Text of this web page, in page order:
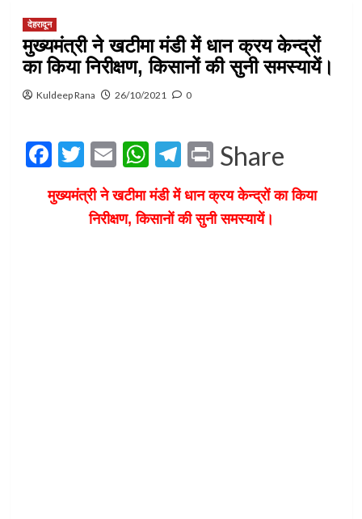
देहरादून
मुख्यमंत्री ने खटीमा मंडी में धान क्रय केन्द्रों
का किया निरीक्षण, किसानों की सुनी समस्यायें।
Kuldeep Rana 26/10/2021 0
Facebook
Twitter
EmailWhatsApp
Telegram
Print
Share
मुख्यमंत्री ने खटीमा मंडी में धान क्रय केन्द्रों का किया
निरीक्षण, किसानों की सुनी समस्यायें।